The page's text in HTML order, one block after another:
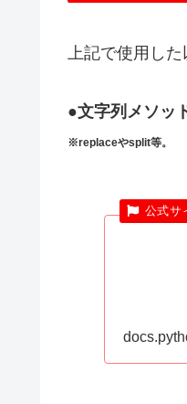
上記で使用した
●文字列メソッ
※replaceやsplit等。